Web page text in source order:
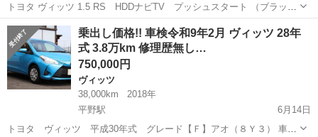
トヨタ ヴィッツ 1.5 RS HDDナビTV プッシュスタート （ブラッ
ク） 本体価格 52.0万円 年式(初度登録年):2005(H17)、 走行距離:8.9万
km、 修復歴:なし、 定期点検記録簿:○、 リサイ...
福島 福島市 ヴィッツ 法定
乗出し価格!! 車検令和9年2月 ヴィッツ 28年
式 3.8万km 修理歴無し…
750,000円
ヴィッツ
38,000km
2018年
平野駅
6月14日
トヨタ ヴィッツ 平成30年式 グレード【Ｆ】アオ（８Ｙ３） 車検